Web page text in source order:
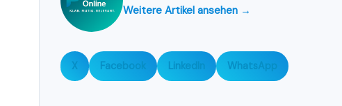
Weitere Artikel ansehen →
X Facebook LinkedIn WhatsApp